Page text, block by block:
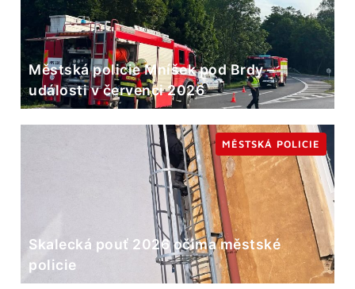
Městská policie Mníšek pod Brdy –
události v červenci 2026
Skalecká pouť 2026 očima městské
policie
MĚSTSKÁ POLICIE